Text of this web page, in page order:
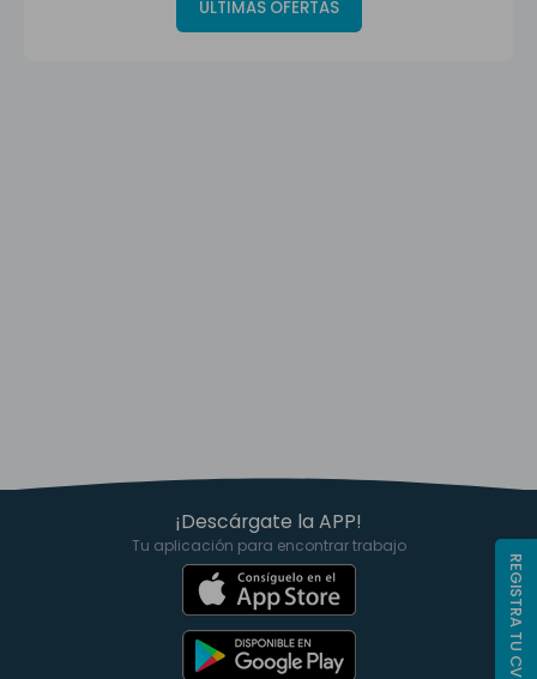
ÚLTIMAS OFERTAS
¡Descárgate la APP!
Tu aplicación para encontrar trabajo
REGISTRA TU CV